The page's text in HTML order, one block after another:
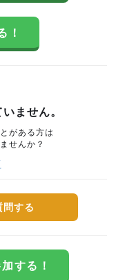
！
ません。
がある方は
せんか？
問する
する！